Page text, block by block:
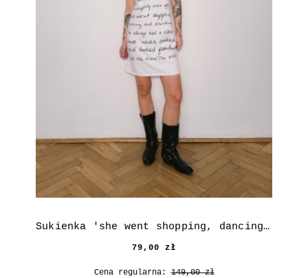
Sukienka 'she went shopping, dancing and drinking'
79,00 zł
Cena regularna:149,00 zł